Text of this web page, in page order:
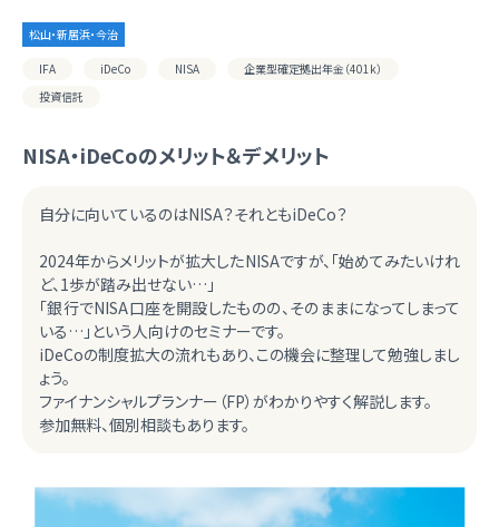
松山・新居浜・今治
IFA iDeCo NISA
企業型確定拠出年金（401k）
投資信託
NISA・iDeCoのメリット＆デメリット
自分に向いているのはNISA？それともiDeCo？
2024年からメリットが拡大したNISAですが、「始めてみたいけれ
ど、1歩が踏み出せない…」
「銀行でNISA口座を開設したものの、そのままになってしまって
いる…」という人向けのセミナーです。
iDeCoの制度拡大の流れもあり、この機会に整理して勉強しまし
ょう。
ファイナンシャルプランナー（FP）がわかりやすく解説します。
参加無料、個別相談もあります。